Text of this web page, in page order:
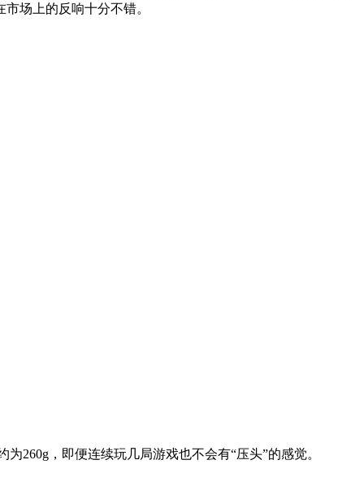
场上的反响十分不错。
260g，即便连续玩几局游戏也不会有“压头”的感觉。